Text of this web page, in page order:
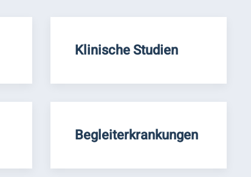
Klinische Studien
Begleiterkrankungen